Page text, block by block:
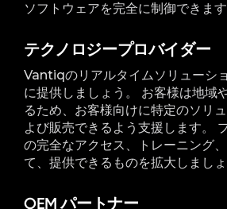
ソフトウェアを完全に制御できます
テクノロジープロバイダー
Vantiqのリアルタイムソリューシ
に提供しましょう。 お客様は地域
るため、お客様向けに特定のソリ
よび販売できるよう支援します。
の完全なアクセス、トレーニング
て、提供できるものを拡大しましょ
OEM パートナー